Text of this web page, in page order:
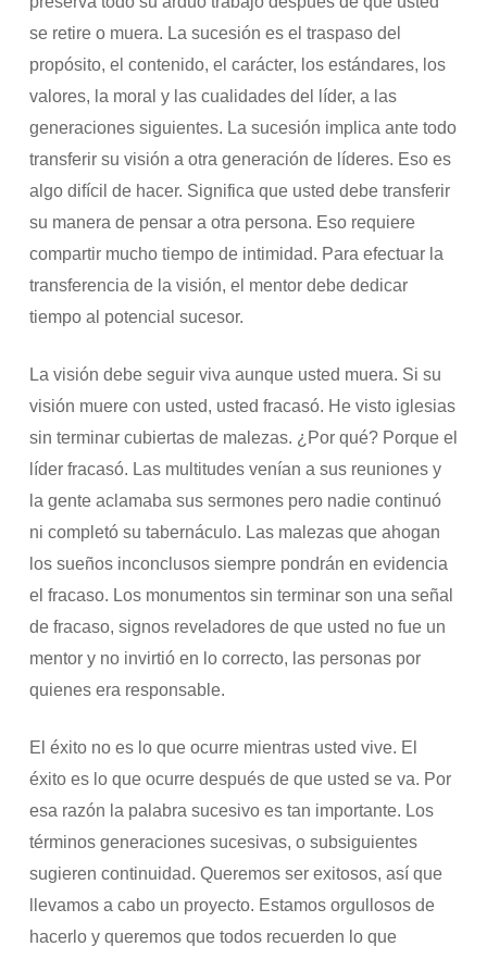
se retire o muera. La sucesión es el traspaso del
propósito, el contenido, el carácter, los estándares, los
valores, la moral y las cualidades del líder, a las
generaciones siguientes. La sucesión implica ante todo
transferir su visión a otra generación de líderes. Eso es
algo difícil de hacer. Significa que usted debe transferir
su manera de pensar a otra persona. Eso requiere
compartir mucho tiempo de intimidad. Para efectuar la
transferencia de la visión, el mentor debe dedicar
tiempo al potencial sucesor.
La visión debe seguir viva aunque usted muera. Si su
visión muere con usted, usted fracasó. He visto iglesias
sin terminar cubiertas de malezas. ¿Por qué? Porque el
líder fracasó. Las multitudes venían a sus reuniones y
la gente aclamaba sus sermones pero nadie continuó
ni completó su tabernáculo. Las malezas que ahogan
los sueños inconclusos siempre pondrán en evidencia
el fracaso. Los monumentos sin terminar son una señal
de fracaso, signos reveladores de que usted no fue un
mentor y no invirtió en lo correcto, las personas por
quienes era responsable.
El éxito no es lo que ocurre mientras usted vive. El
éxito es lo que ocurre después de que usted se va. Por
esa razón la palabra sucesivo es tan importante. Los
términos generaciones sucesivas, o subsiguientes
sugieren continuidad. Queremos ser exitosos, así que
llevamos a cabo un proyecto. Estamos orgullosos de
hacerlo y queremos que todos recuerden lo que